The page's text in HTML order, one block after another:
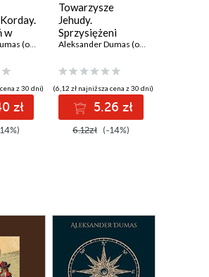
w
Aleksander Dumas (ojciec)
z 30 dni)
zł
Towarzysze
Jehudy.
Sprzysiężeni
Aleksander Dumas (ojciec)
(6,12 zł najniższa cena z 30 dni)
5.26 zł
6.12zł (-14%)